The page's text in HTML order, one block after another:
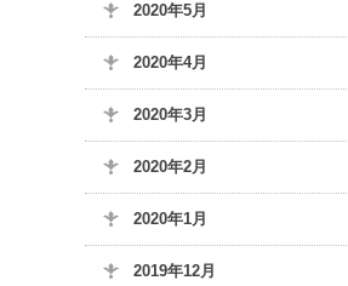
2020年5月
2020年4月
2020年3月
2020年2月
2020年1月
2019年12月